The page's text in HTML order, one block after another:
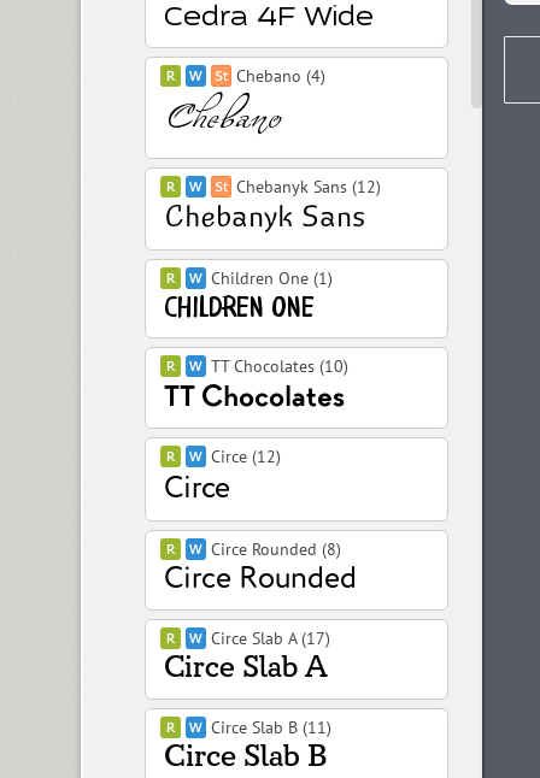
Chebano (4)
Chebanyk Sans (12)
Children One (1)
TT Chocolates (10)
Circe (12)
Circe Rounded (8)
Circe Slab A (17)
Circe Slab B (11)